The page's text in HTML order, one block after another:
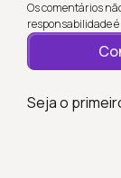
Os comentários
responsabilidade
Seja o